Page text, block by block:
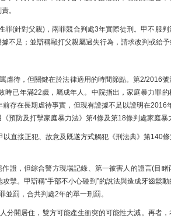
。
(針對父親)，兩罪競合判處3年實際徒刑。甲不服判
不足；並辯稱毆打父親屬過失行為，請求改判或給予
待，但關鍵在於法律適用的時間節點。第2/2016號
已年滿22歲，屬成年人。中院指出，家庭暴力罪的
存在長期虐待事實，但現有證據不足以證明在2016
預防及打擊家庭暴力法》第4條及第18條判處家庭暴
接正犯、故意及既遂方式觸犯《刑法典》第140
，但綜合警方現場記錄、第一被害人的證言(目睹
擊。甲辯稱“手部不小心碰到”的說法與造成牙齒鬆
罰，合共判處2年的單一刑罰。
開居住，雙方可能產生衝突的可能性大減。再者，